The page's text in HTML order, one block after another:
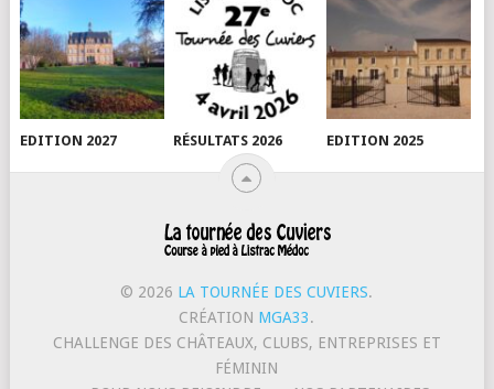
EDITION 2027 RÉSULTATS 2026 EDITION 2025
© 2026 LA TOURNÉE DES CUVIERS.
CRÉATION MGA33.
CHALLENGE DES CHÂTEAUX, CLUBS, ENTREPRISES ET
FÉMININ